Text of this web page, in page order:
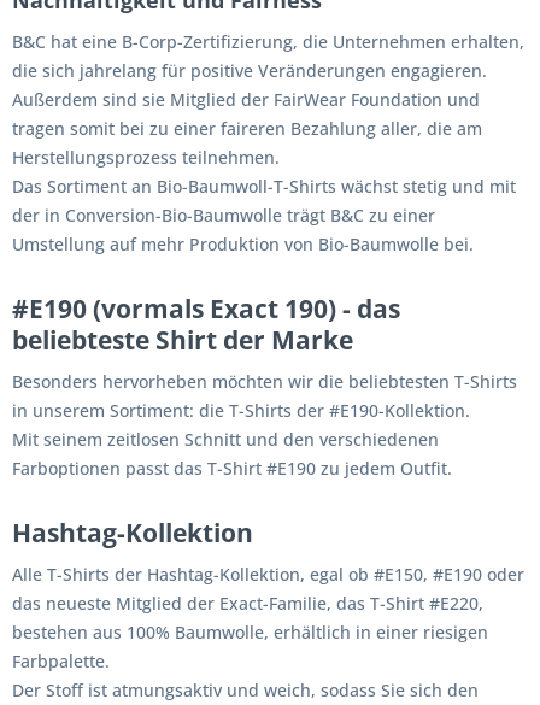
B&C hat eine B-Corp-Zertifizierung, die Unternehmen erhalten,
die sich jahrelang für positive Veränderungen engagieren.
Außerdem sind sie Mitglied der FairWear Foundation und
tragen somit bei zu einer faireren Bezahlung aller, die am
Herstellungsprozess teilnehmen.
Das Sortiment an Bio-Baumwoll-T-Shirts wächst stetig und mit
der in Conversion-Bio-Baumwolle trägt B&C zu einer
Umstellung auf mehr Produktion von Bio-Baumwolle bei.
#E190 (vormals Exact 190) - das
beliebteste Shirt der Marke
Besonders hervorheben möchten wir die beliebtesten T-Shirts
in unserem Sortiment: die T-Shirts der #E190-Kollektion.
Mit seinem zeitlosen Schnitt und den verschiedenen
Farboptionen passt das T-Shirt #E190 zu jedem Outfit.
Hashtag-Kollektion
Alle T-Shirts der Hashtag-Kollektion, egal ob #E150, #E190 oder
das neueste Mitglied der Exact-Familie, das T-Shirt #E220,
bestehen aus 100% Baumwolle, erhältlich in einer riesigen
Farbpalette.
Der Stoff ist atmungsaktiv und weich, sodass Sie sich den